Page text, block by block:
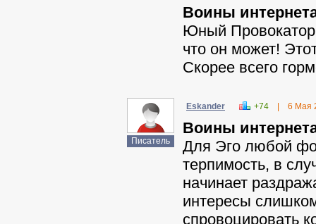
Воины
Юный Провокатор
что он может!
Скорее всего
Писатель
Eskander +74 6 Мая
Воины
Для Эго любой
терпимость, в
начинает
интересы
спровоцировать